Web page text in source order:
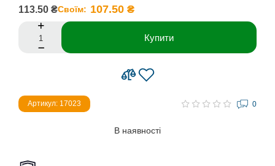
113.50 ₴Своїм: 107.50 ₴
Купити
Артикул: 17023 0
В наявності